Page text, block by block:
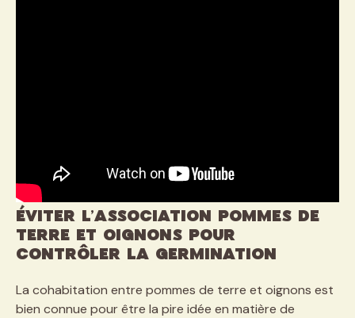
Éviter l’association pommes de
terre et oignons pour
contrôler la germination
La cohabitation entre pommes de terre et oignons est
bien connue pour être la pire idée en matière de